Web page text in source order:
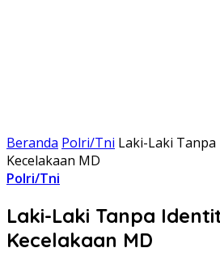
Beranda Polri/Tni Laki-Laki
Kecelakaan MD
Polri/Tni
Laki-Laki Tanpa
Kecelakaan MD